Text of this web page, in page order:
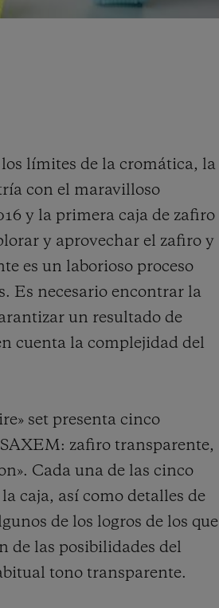
límites de la cromática, la
con el maravilloso
y la primera caja de zafiro
y aprovechar el zafiro y
es un laborioso proceso
Es necesario encontrar la
un resultado de
cuenta la complejidad del
set presenta cinco
zafiro transparente,
Cada una de las cinco
caja, así como detalles de
de los logros de los que
de las posibilidades del
tono transparente.